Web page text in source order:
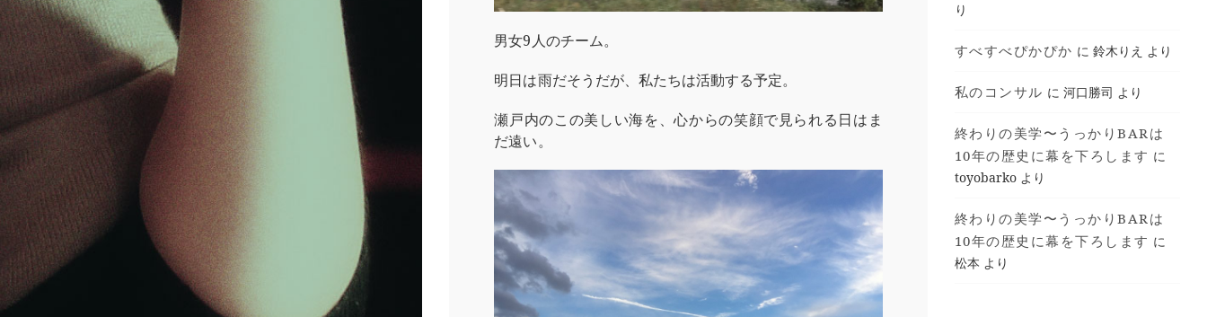
男女9人のチーム。
明日は雨だそうだが、私たちは活動する予定。
瀬戸内のこの美しい海を、心からの笑顔で見られる日はま
だ遠い。
り
すべすべぴかぴか に 鈴木りえ より
私のコンサル に 河口勝司 より
終わりの美学〜うっかりBARは
10年の歴史に幕を下ろします に
toyobarko より
終わりの美学〜うっかりBARは
10年の歴史に幕を下ろします に
松本 より